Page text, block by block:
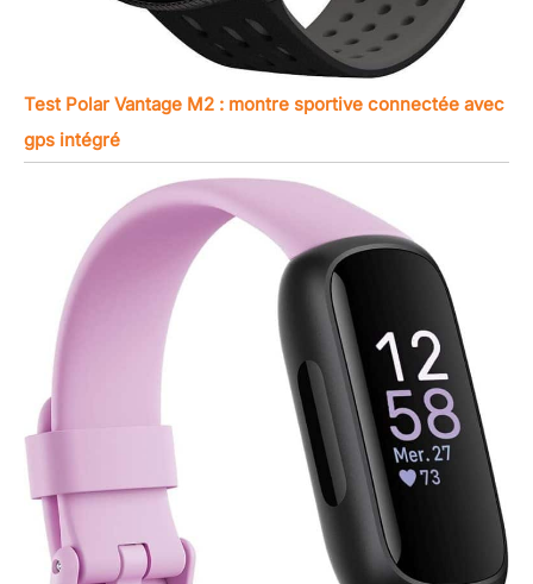
Test Polar Vantage M2 : montre sportive connectée avec
gps intégré